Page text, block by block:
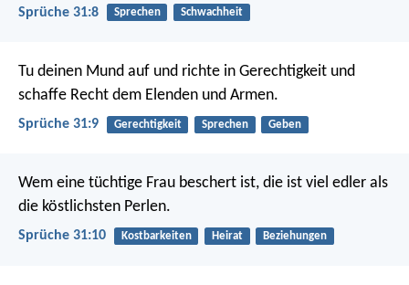
Sprüche 31:8 Sprechen Schwachheit
Tu deinen Mund auf und richte in Gerechtigkeit und
schaffe Recht dem Elenden und Armen.
Sprüche 31:9 Gerechtigkeit Sprechen Geben
Wem eine tüchtige Frau beschert ist, die ist viel edler als
die köstlichsten Perlen.
Sprüche 31:10 Kostbarkeiten Heirat Beziehungen